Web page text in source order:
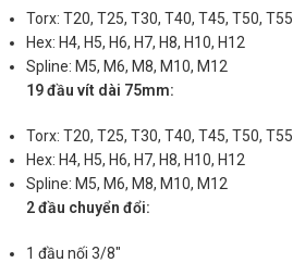
Torx: T20, T25, T30, T40, T45, T50, T55
Hex: H4, H5, H6, H7, H8, H10, H12
Spline: M5, M6, M8, M10, M12
19 đầu vít dài 75mm:
Torx: T20, T25, T30, T40, T45, T50, T55
Hex: H4, H5, H6, H7, H8, H10, H12
Spline: M5, M6, M8, M10, M12
2 đầu chuyển đổi:
1 đầu nối 3/8″